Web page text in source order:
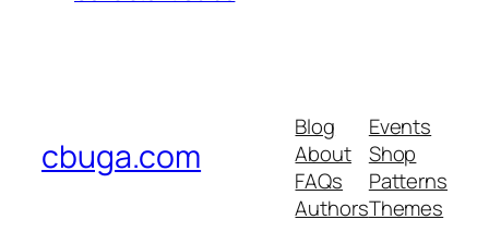
cbuga.com
Blog
About
FAQs
Authors
Events
Shop
Patterns
Themes